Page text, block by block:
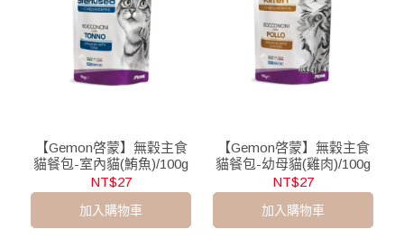
【Gemon啓蒙】無穀主食
貓餐包-室內貓(鮪魚)/100g
NT$27
加入購物車
【Gemon啓蒙】無穀主食
貓餐包-幼母貓(雞肉)/100g
NT$27
加入購物車